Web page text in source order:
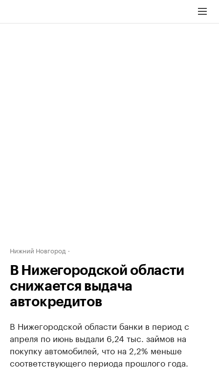
Нижний Новгород
В Нижегородской области
снижается выдача
автокредитов
В Нижегородской области банки в период с
апреля по июнь выдали 6,24 тыс. займов на
покупку автомобилей, что на 2,2% меньше
соответствующего периода прошлого года.